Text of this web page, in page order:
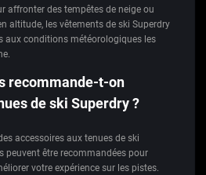
affronter des tempêtes de neige ou
altitude, les vêtements de ski Superdry
aux conditions météorologiques les
recommande-t-on
de ski Superdry ?
accessoires aux tenues de ski
peuvent être recommandées pour
votre expérience sur les pistes.